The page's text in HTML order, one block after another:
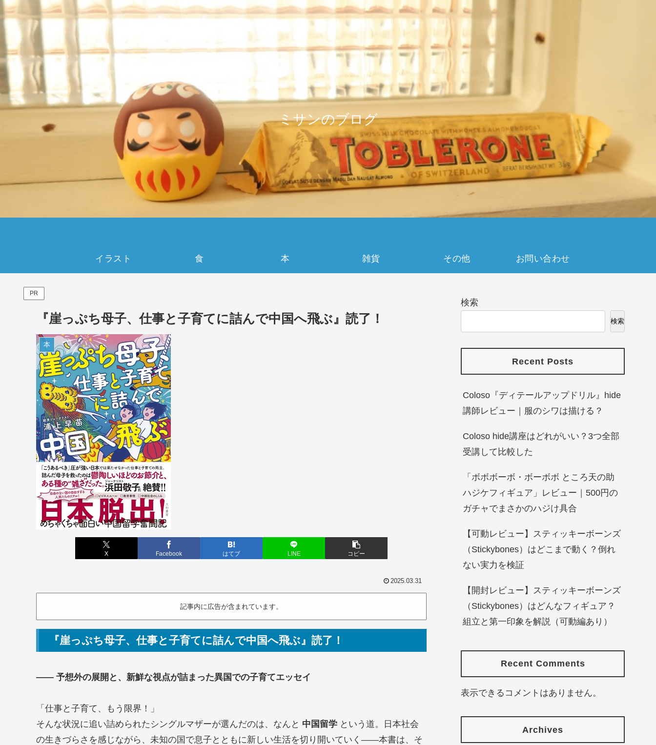
ミサンのブログ
イラスト 食 本 雑貨 その他 お問い合わせ
PR
『崖っぷち母子、仕事と子育てに詰んで中国へ飛ぶ』読了！
本
X Facebook はてブ LINE コピー
2025.03.31
記事内に広告が含まれています。
『崖っぷち母子、仕事と子育てに詰んで中国へ飛ぶ』読了！
—— 予想外の展開と、新鮮な視点が詰まった異国での子育てエッセイ
「仕事と子育て、もう限界！」
そんな状況に追い詰められたシングルマザーが選んだのは、なんと 中国留学 という道。日本社会
の生きづらさを感じながら、未知の国で息子とともに新しい生活を切り開いていく——本書は、そ
検索
検索
Recent Posts
Coloso『ディテールアップドリル』hide
講師レビュー｜服のシワは描ける？
Coloso hide講座はどれがいい？3つ全部
受講して比較した
「ボボボーボ・ボーボボ ところ天の助
ハジケフィギュア」レビュー｜500円の
ガチャでまさかのハジけ具合
【可動レビュー】スティッキーボーンズ
（Stickybones）はどこまで動く？倒れ
ない実力を検証
【開封レビュー】スティッキーボーンズ
（Stickybones）はどんなフィギュア？
組立と第一印象を解説（可動編あり）
Recent Comments
表示できるコメントはありません。
Archives